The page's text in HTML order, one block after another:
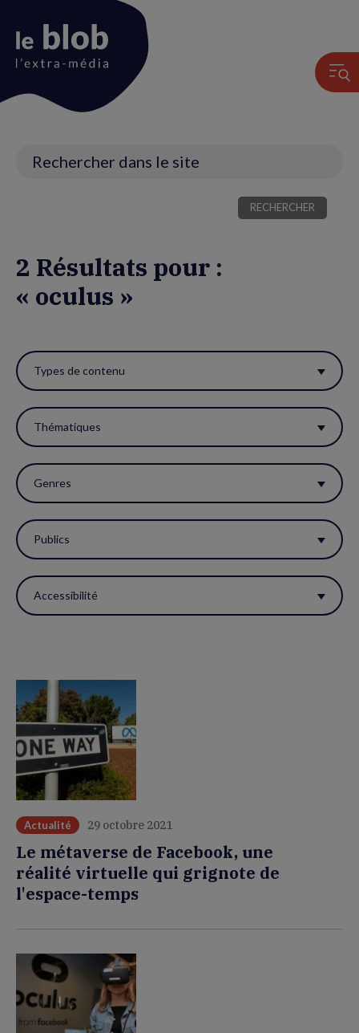
2 Résultats pour :
« oculus »
ces
filtres
pour
réactualiser
la
page.
Types de contenu
Thématiques
Genres
Publics
Accessibilité
Actualité 29 octobre 2021
Le métaverse de Facebook, une
réalité virtuelle qui grignote de
l'espace-temps